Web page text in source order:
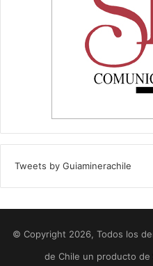
Tweets by Guiaminerachile
© Copyright 2026, Todos los
de Chile un producto de